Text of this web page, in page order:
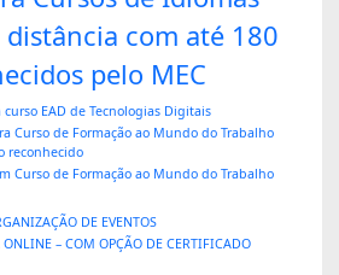
com até 180
pelo MEC
EAD de Tecnologias Digitais
Curso de Formação ao Mundo do Trabalho
reconhecido
Curso de Formação ao Mundo do Trabalho
DE EVENTOS
ONLINE – COM OPÇÃO DE CERTIFICADO